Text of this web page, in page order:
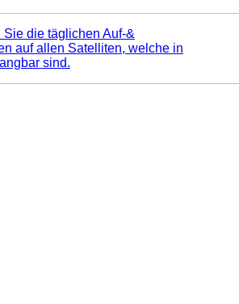
Sie die täglichen Auf-&
auf allen Satelliten, welche in
sind.